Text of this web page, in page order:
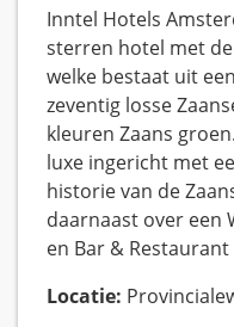
Inntel Hotels
sterren hotel met
welke bestaat uit
zeventig losse
kleuren Zaans
luxe ingericht met
historie van de
daarnaast over een
en Bar & Restaurant
Locatie: